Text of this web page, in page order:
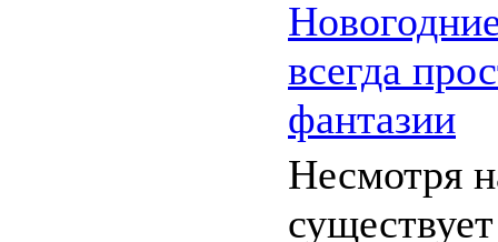
всегда
фантазии
Несмотря